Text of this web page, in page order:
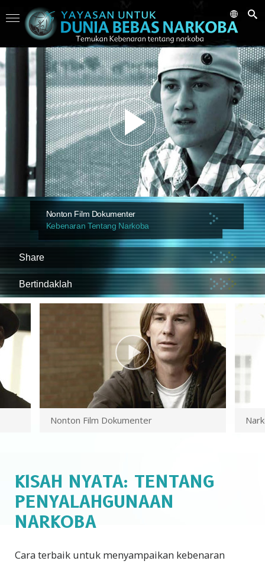
Nonton Film Dokumenter
Kebenaran Tentang Narkoba
Share
Bertindaklah
Nonton Film Dokumenter
KISAH NYATA: TENTANG
PENYALAHGUNAAN
NARKOBA
Cara terbaik untuk menyampaikan kebenaran